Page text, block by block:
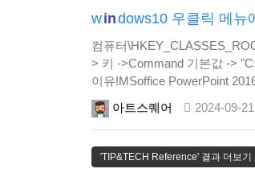
windows10 우클릭 메뉴
컴퓨터
> 키 ->Command 기본값 ->
이유!MSoffice PowerPoint
슬라이드…
아트스퀘어 2024-09-
'TIP&TECH Reference' 결과 더보기